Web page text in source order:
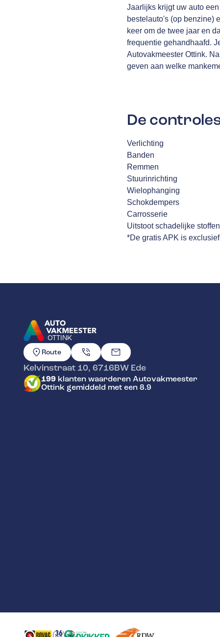
Jaarlijks krijgt uw auto
bestelauto's (op benzine)
keer om de twee jaar en
frequentie gehandhaafd.
Autovakmeester Ottink.
geven aan welke
De
Verlichting
Banden
Remmen
Stuurinrichting
Wielophanging
Schokdempers
Carrosserie
Uitstoot schadelijke stoffen
*De gratis APK is
OTTINK
GA NAAR DE HOMEPAGINA
Route
Kelvinstraat 10, 6716BW Ede
199 klanten waarderen Autovakmeester
Ottink gemiddeld met een 8.9